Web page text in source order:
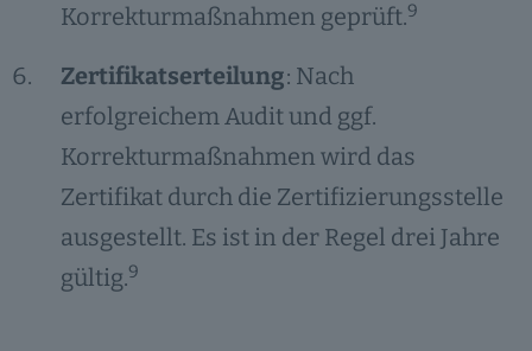
Korrekturmaßnahmen geprüft.9
Zertifikatserteilung: Nach
erfolgreichem Audit und ggf.
Korrekturmaßnahmen wird das
Zertifikat durch die Zertifizierungsstelle
ausgestellt. Es ist in der Regel drei Jahre
gültig.9